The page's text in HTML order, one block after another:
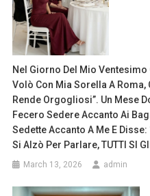
Nel Giorno Del Mio
Volò Con Mia Sorella A Roma,
Rende Orgogliosi”. Un Mese
Fecero Sedere Accanto Ai
Sedette Accanto A Me E
Si Alzò Per Parlare, TUTTI SI
March 13, 2026 admin